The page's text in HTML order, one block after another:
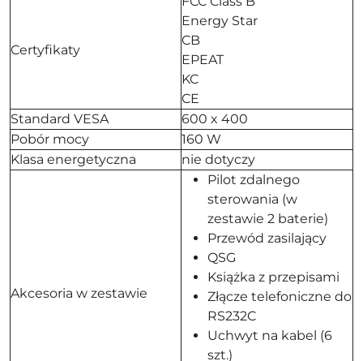
Certyfikaty
Energy Star
CB
EPEAT
KC
CE
Standard VESA
600 x 400
Pobór mocy
160 W
Klasa energetyczna
nie dotyczy
Akcesoria w zestawie
Pilot zdalnego
sterowania (w
zestawie 2 baterie)
Przewód zasilający
QSG
Książka z przepisami
Złącze telefoniczne do
RS232C
Uchwyt na kabel (6
szt.)